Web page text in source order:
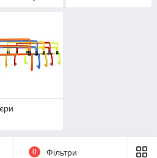
0 Фільтри